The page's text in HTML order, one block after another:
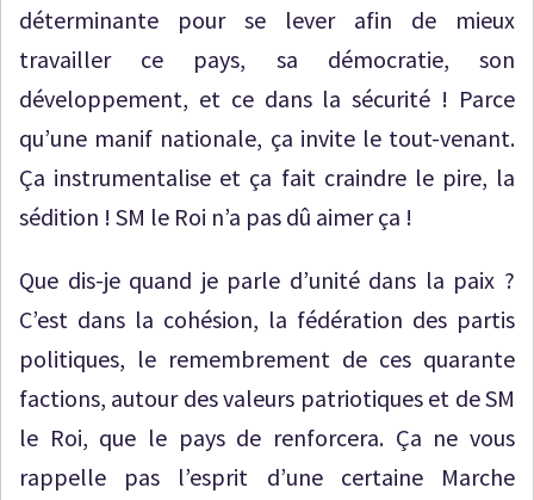
déterminante pour se lever afin de mieux
travailler ce pays, sa démocratie, son
développement, et ce dans la sécurité ! Parce
qu’une manif nationale, ça invite le tout-venant.
Ça instrumentalise et ça fait craindre le pire, la
sédition ! SM le Roi n’a pas dû aimer ça !
Que dis-je quand je parle d’unité dans la paix ?
C’est dans la cohésion, la fédération des partis
politiques, le remembrement de ces quarante
factions, autour des valeurs patriotiques et de SM
le Roi, que le pays de renforcera. Ça ne vous
rappelle pas l’esprit d’une certaine Marche